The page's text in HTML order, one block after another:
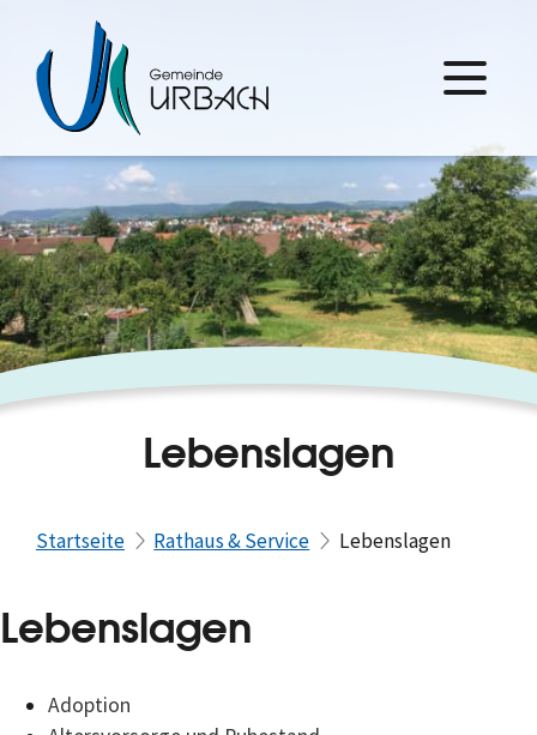
Lebenslagen
Startseite Rathaus & Service Lebenslagen
Lebenslagen
Adoption